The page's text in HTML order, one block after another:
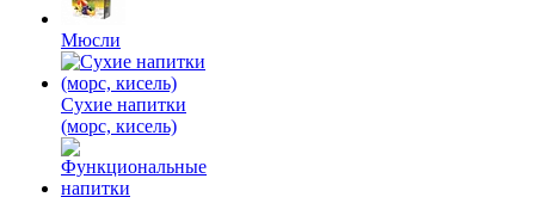
Мюсли
Сухие напитки
(морс, кисель)